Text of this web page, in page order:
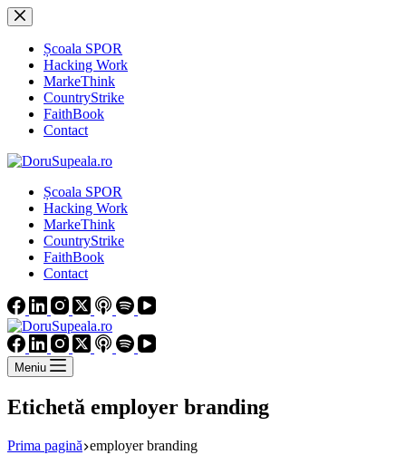
Sari
la
conținutȘcoala SPOR
Hacking Work
MarkeThink
CountryStrike
FaithBook
Contact
Școala SPOR
Hacking Work
MarkeThink
CountryStrike
FaithBook
Contact
Meniu
Etichetă employer branding
Prima pagină employer branding